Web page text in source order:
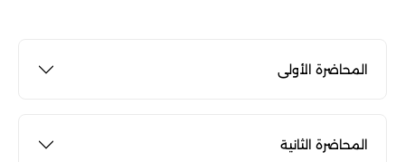
المحاضرة الأولى
المحاضرة الثانية